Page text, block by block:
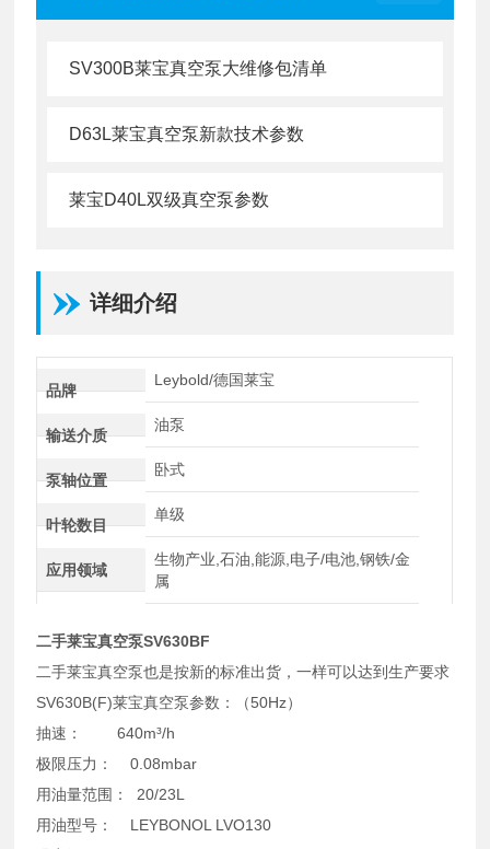
SV300B莱宝真空泵大维修包清单
D63L莱宝真空泵新款技术参数
莱宝D40L双级真空泵参数
详细介绍
品牌
Leybold/德国莱宝
输送介质
油泵
泵轴位置
卧式
叶轮数目
单级
应用领域
生物产业,石油,能源,电子/电池,钢铁/金
属
二手莱宝真空泵SV630BF
二手莱宝真空泵也是按新的标准出货，一样可以达到生产要求
SV630B(F)莱宝真空泵参数：（50Hz）
抽速： 640m³/h
极限压力： 0.08mbar
用油量范围： 20/23L
用油型号： LEYBONOL LVO130